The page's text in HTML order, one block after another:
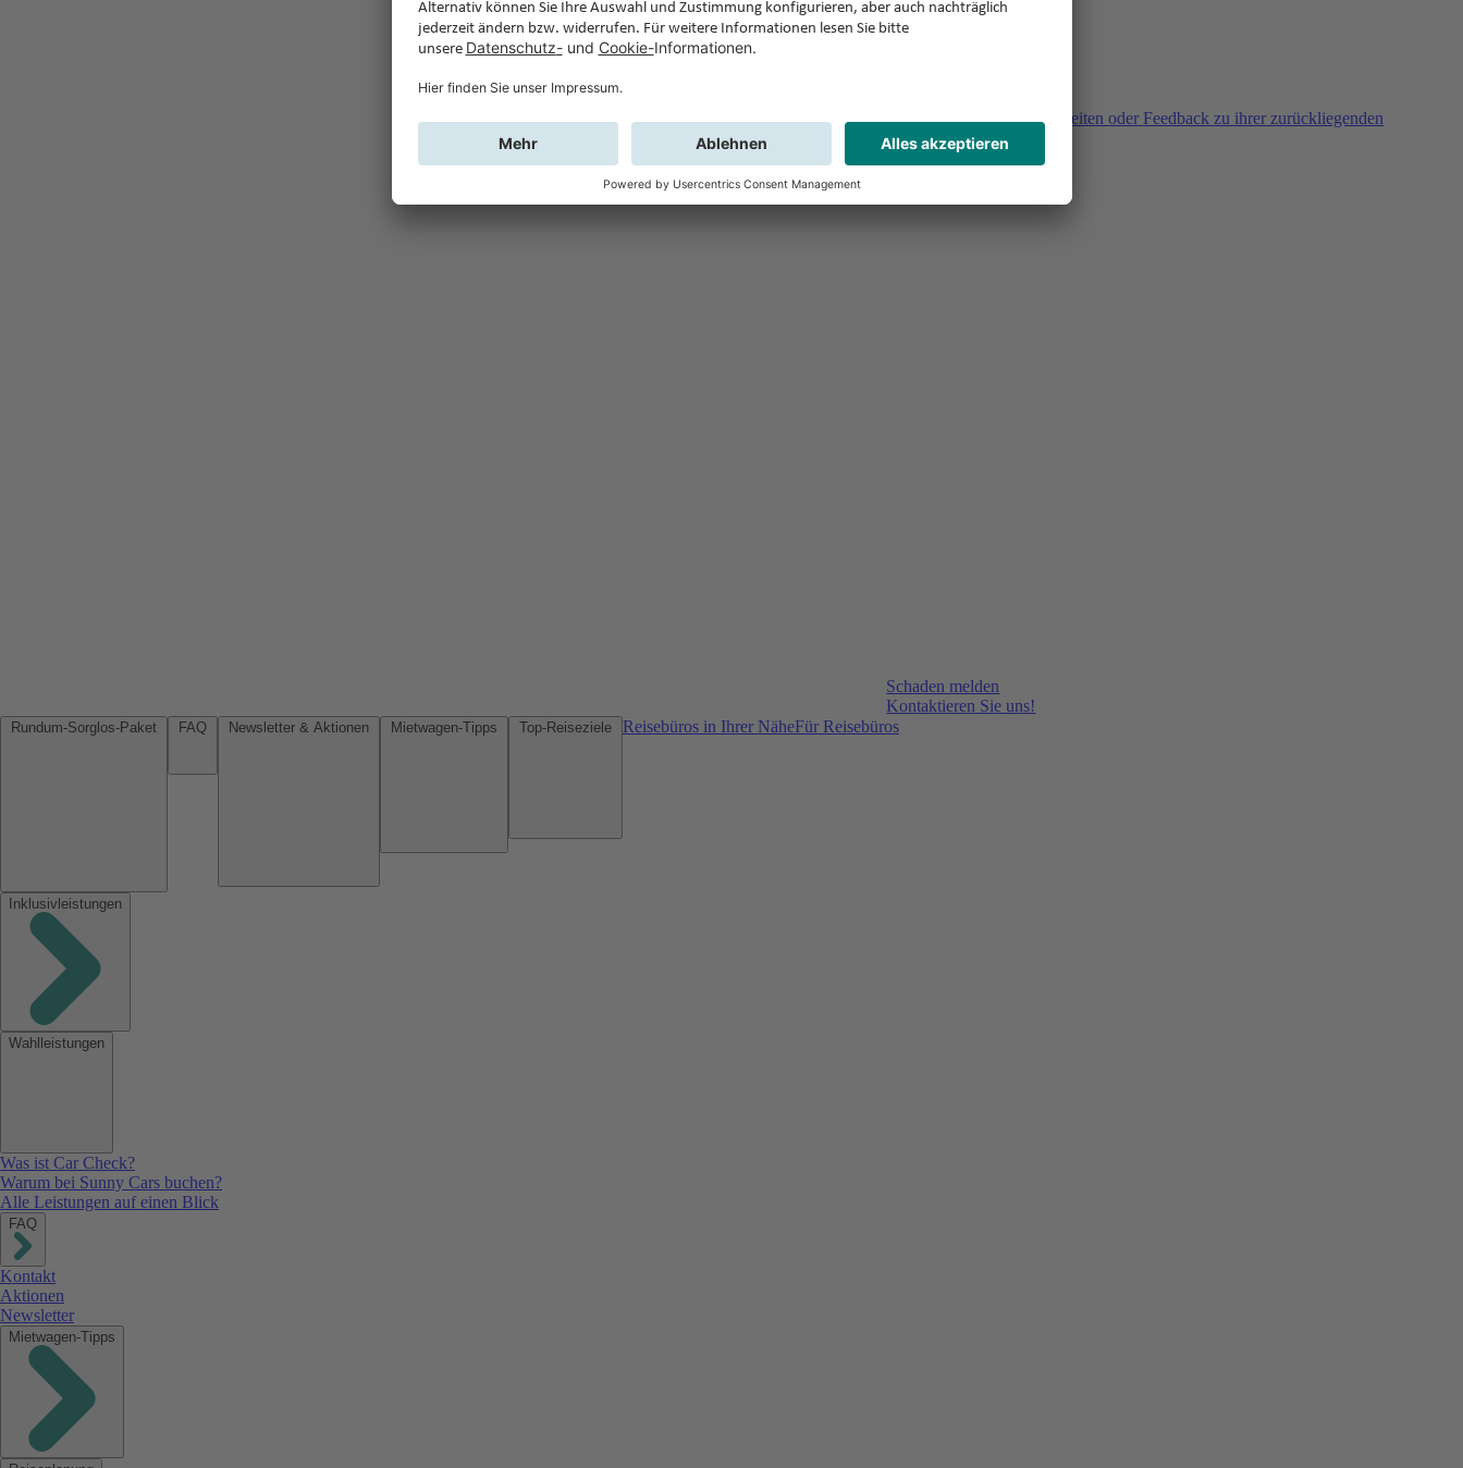
Sie haben Fragen, Unklarheiten oder Feedback zu ihrer zurückliegenden
Buchung?
Schaden melden
Kontaktieren Sie uns!
Reisebüros in Ihrer NäheFür Reisebüros
Inklusivleistungen
Wahlleistungen
Was ist Car Check?
Warum bei Sunny Cars buchen?
Alle Leistungen auf einen Blick
FAQ
Kontakt
Aktionen
Newsletter
Mietwagen-Tipps